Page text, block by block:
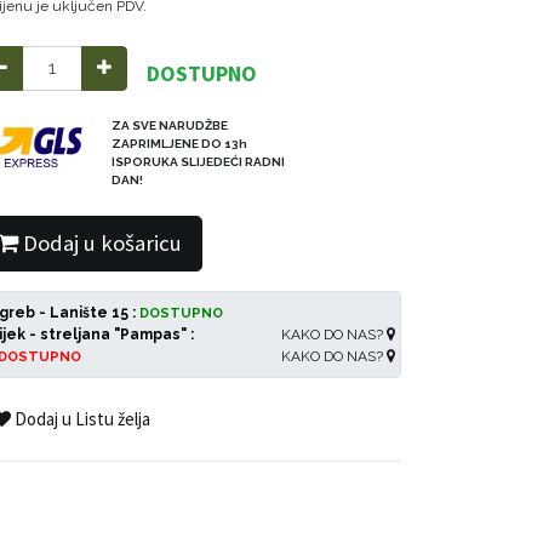
je uključen PDV.
DOSTUPNO
ZA SVE NARUDŽBE
ZAPRIMLJENE DO 13h
ISPORUKA SLIJEDEĆI RADNI
DAN!
Dodaj u košaricu
- Lanište 15 : DOSTUPNO
KAKO DO NAS?
- streljana "Pampas" :
KAKO DO NAS?
Dodaj u Listu želja